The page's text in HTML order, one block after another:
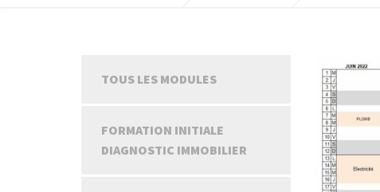
TOUS LES MODULES
FORMATION INITIALE
DIAGNOSTIC IMMOBILIER